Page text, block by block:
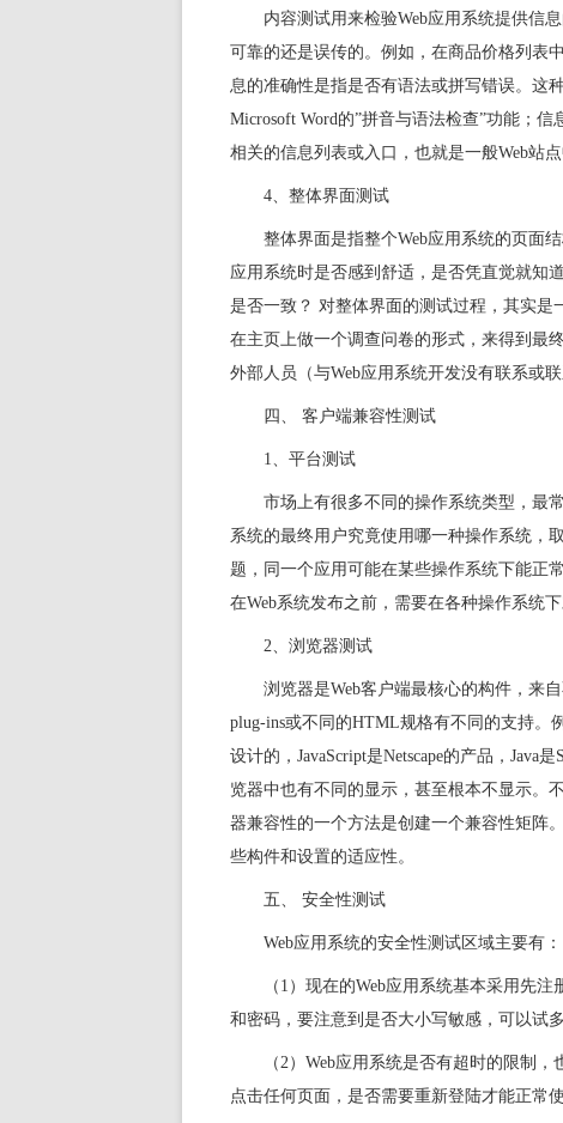
内容测试用来检验Web应用系统提供信
可靠的还是误传的。例如，在商品价格列表
息的准确性是指是否有语法或拼写错误。这
Microsoft Word的”拼音与语法检查”功能；
相关的信息列表或入口，也就是一般Web站点
4、整体界面测试
整体界面是指整个Web应用系统的页面
应用系统时是否感到舒适，是否凭直觉就知
是否一致？ 对整体界面的测试过程，其实是
在主页上做一个调查问卷的形式，来得到最
外部人员（与Web应用系统开发没有联系或
四、 客户端兼容性测试
1、平台测试
市场上有很多不同的操作系统类型，最
系统的最终用户究竟使用哪一种操作系统，
题，同一个应用可能在某些操作系统下能正
在Web系统发布之前，需要在各种操作系统
2、 浏览器测试
浏览器是Web客户端最核心的构件，来
plug-ins或不同的HTML规格有不同的支持。
设计的，JavaScript是Netscape的产品，Java
览器中也有不同的显示，甚至根本不显示。
器兼容性的一个方法是创建一个兼容性矩阵
些构件和设置的适应性。
五、 安全性测试
Web应用 系统的安全性测试区域主要有：
（1）现在的Web应用系统基本采用先
和密码，要注意到是否大小写敏感，可以试
（2）Web应用系统是否有超时的限制
点击任何页面，是否需要重新登陆才能正常使